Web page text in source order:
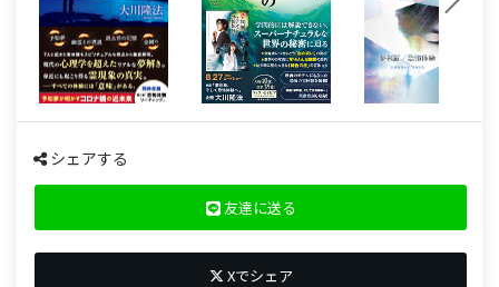
シェアする
友達に送る
Xでシェア